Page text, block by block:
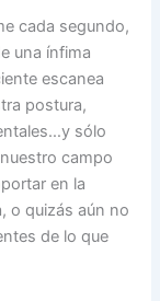
cada segundo,
una ínfima
escanea
postura,
sólo
campo
en la
o quizás aún no
de lo que